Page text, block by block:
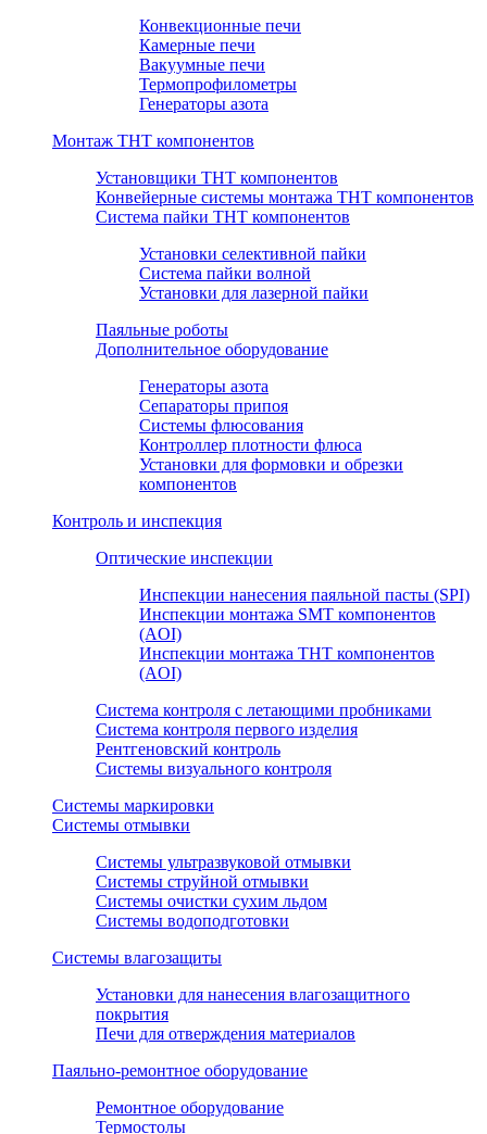
Конвекционные печи
Камерные печи
Вакуумные печи
Термопрофилометры
Генераторы азота
Монтаж THT компонентов
Установщики THT компонентов
Конвейерные системы монтажа THT компонентов
Система пайки THT компонентов
Установки селективной пайки
Система пайки волной
Установки для лазерной пайки
Паяльные роботы
Дополнительное оборудование
Генераторы азота
Сепараторы припоя
Системы флюсования
Контроллер плотности флюса
Установки для формовки и обрезки
компонентов
Контроль и инспекция
Оптические инспекции
Инспекции нанесения паяльной пасты (SPI)
Инспекции монтажа SMT компонентов
(AOI)
Инспекции монтажа THT компонентов
(AOI)
Система контроля с летающими пробниками
Система контроля первого изделия
Рентгеновский контроль
Системы визуального контроля
Системы маркировки
Системы отмывки
Системы ультразвуковой отмывки
Системы струйной отмывки
Системы очистки сухим льдом
Системы водоподготовки
Системы влагозащиты
Установки для нанесения влагозащитного
покрытия
Печи для отверждения материалов
Паяльно-ремонтное оборудование
Ремонтное оборудование
Термостолы